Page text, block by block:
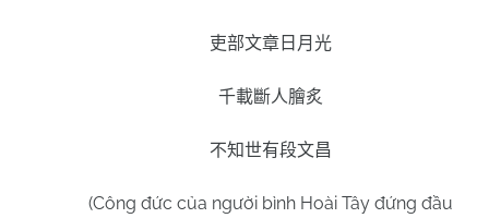
吏部文章日月光
千載斷人膾炙
不知世有段文昌
(Công đức của người bình Hoài Tây đứng đầu